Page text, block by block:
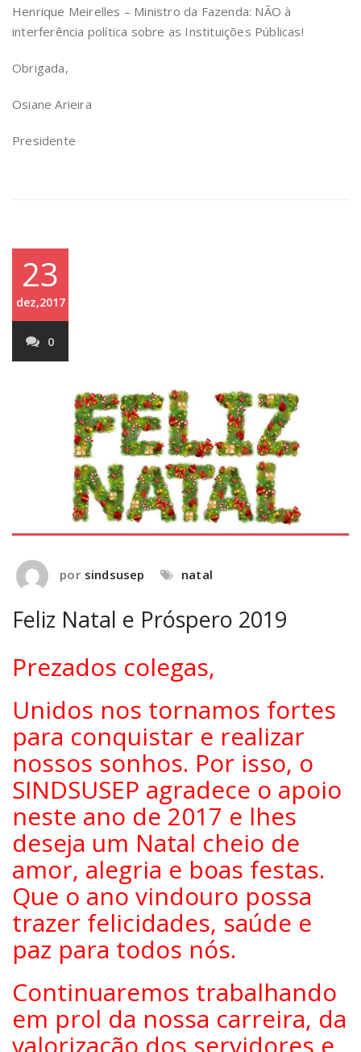
Henrique Meirelles – Ministro da Fazenda: NÃO à
interferência política sobre as Instituições Públicas!
Obrigada,
Osiane Arieira
Presidente
23
dez,2017
0
por sindsusep natal
Feliz Natal e Próspero 2019
Prezados colegas,
Unidos nos tornamos fortes
para conquistar e realizar
nossos sonhos. Por isso, o
SINDSUSEP agradece o apoio
neste ano de 2017 e lhes
deseja um Natal cheio de
amor, alegria e boas festas.
Que o ano vindouro possa
trazer felicidades, saúde e
paz para todos nós.
Continuaremos trabalhando
em prol da nossa carreira, da
valorização dos servidores e